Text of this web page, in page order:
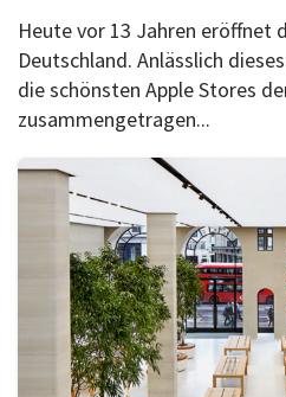
Heute vor 13 Jahren eröffnet
Deutschland. Anlässlich
die schönsten Apple Stores
zusammengetragen...